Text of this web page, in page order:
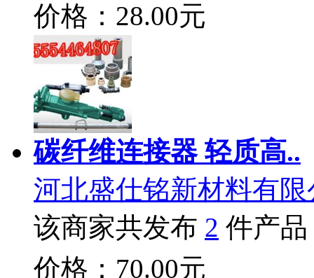
价格：28.00元
碳纤维连接器 轻质高..
河北盛仕铭新材料有限
该商家共发布 2 件产品
价格：70.00元